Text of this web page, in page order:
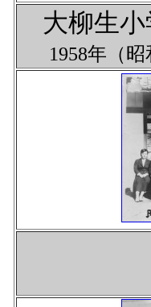
大柳生
1958年（昭